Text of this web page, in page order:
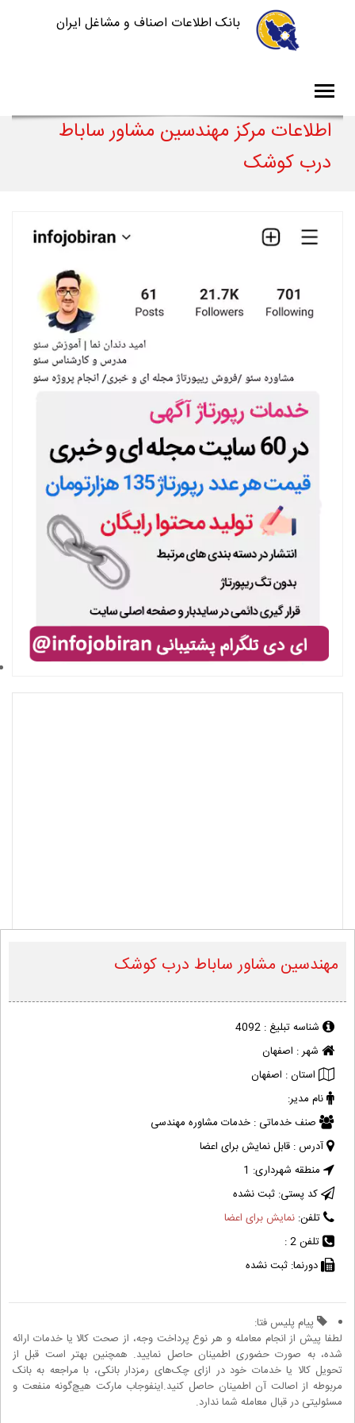
بانک اطلاعات اصناف و مشاغل ایران
اطلاعات مرکز مهندسین مشاور ساباط
درب کوشک
مهندسین مشاور ساباط درب کوشک
شناسه تبلیغ : 4092
شهر : اصفهان
استان : اصفهان
نام مدیر:
صنف خدماتی : خدمات مشاوره مهندسی
آدرس : قابل نمایش برای اعضا
منطقه شهرداری: 1
کد پستی: ثبت نشده
تلفن: نمایش برای اعضا
تلفن 2 :
دورنما: ثبت نشده
پیام پلیس فتا:
لطفا پیش از انجام معامله و هر نوع پرداخت وجه، از صحت کالا یا خدمات ارائه
شده، به صورت حضوری اطمینان حاصل نمایید. همچنین بهتر است قبل از
تحویل کالا یا خدمات خود در ازای چک‌های رمزدار بانکی، با مراجعه به بانک
مربوطه از اصالت آن اطمینان حاصل کنید.اینفوجاب مارکت هیچ‌گونه منفعت و
مسئولیتی در قبال معامله شما ندارد.